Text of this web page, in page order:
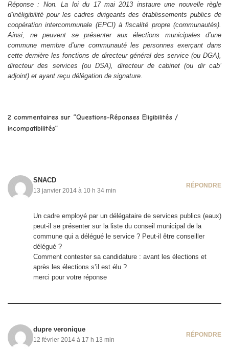
Réponse : Non. La loi du 17 mai 2013 instaure une nouvelle règle
d’inéligibilité pour les cadres dirigeants des établissements publics de
coopération intercommunale (EPCI) à fiscalité propre (communautés).
Ainsi, ne peuvent se présenter aux élections municipales d’une
commune membre d’une communauté les personnes exerçant dans
cette dernière les fonctions de directeur général des service (ou DGA),
directeur des services (ou DSA), directeur de cabinet (ou dir cab’
adjoint) et ayant reçu délégation de signature.
2 commentaires sur “Questions-Réponses Eligibilités /
incompatibilités”
SNACD
13 janvier 2014 à 10 h 34 min
RÉPONDRE
Un cadre employé par un délégataire de services publics (eaux)
peut-il se présenter sur la liste du conseil municipal de la
commune qui a délégué le service ? Peut-il être conseiller
délégué ?
Comment contester sa candidature : avant les élections et
après les élections s’il est élu ?
merci pour votre réponse
dupre veronique
12 février 2014 à 17 h 13 min
RÉPONDRE